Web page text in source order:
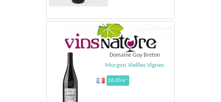
Domaine Guy Breton
Morgon Vieilles Vignes
26,00 €*